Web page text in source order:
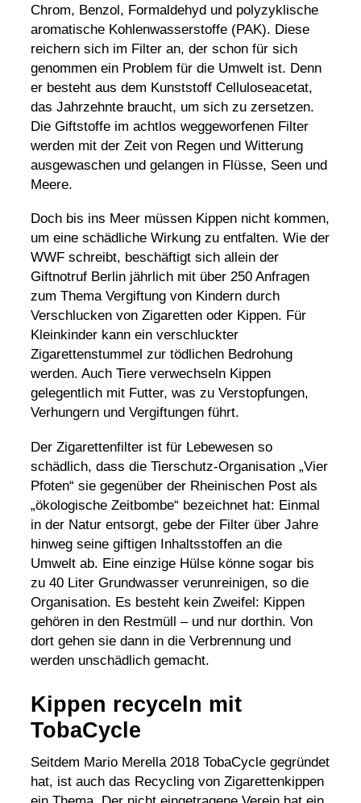
Chrom, Benzol, Formaldehyd und polyzyklische
aromatische Kohlenwasserstoffe (PAK). Diese
reichern sich im Filter an, der schon für sich
genommen ein Problem für die Umwelt ist. Denn
er besteht aus dem Kunststoff Celluloseacetat,
das Jahrzehnte braucht, um sich zu zersetzen.
Die Giftstoffe im achtlos weggeworfenen Filter
werden mit der Zeit von Regen und Witterung
ausgewaschen und gelangen in Flüsse, Seen und
Meere.
Doch bis ins Meer müssen Kippen nicht kommen,
um eine schädliche Wirkung zu entfalten. Wie der
WWF schreibt, beschäftigt sich allein der
Giftnotruf Berlin jährlich mit über 250 Anfragen
zum Thema Vergiftung von Kindern durch
Verschlucken von Zigaretten oder Kippen. Für
Kleinkinder kann ein verschluckter
Zigarettenstummel zur tödlichen Bedrohung
werden. Auch Tiere verwechseln Kippen
gelegentlich mit Futter, was zu Verstopfungen,
Verhungern und Vergiftungen führt.
Der Zigarettenfilter ist für Lebewesen so
schädlich, dass die Tierschutz-Organisation „Vier
Pfoten“ sie gegenüber der Rheinischen Post als
„ökologische Zeitbombe“ bezeichnet hat: Einmal
in der Natur entsorgt, gebe der Filter über Jahre
hinweg seine giftigen Inhaltsstoffen an die
Umwelt ab. Eine einzige Hülse könne sogar bis
zu 40 Liter Grundwasser verunreinigen, so die
Organisation. Es besteht kein Zweifel: Kippen
gehören in den Restmüll – und nur dorthin. Von
dort gehen sie dann in die Verbrennung und
werden unschädlich gemacht.
Kippen recyceln mit
TobaCycle
Seitdem Mario Merella 2018 TobaCycle gegründet
hat, ist auch das Recyclingvon Zigarettenkippen